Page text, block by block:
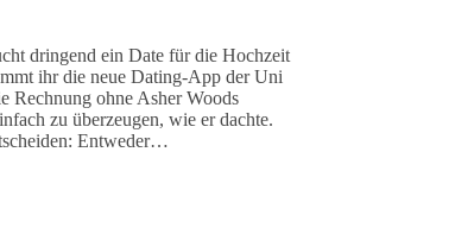
dringend ein Date für die Hochzeit
ihr die neue Dating-App der Uni
Rechnung ohne Asher Woods
zu überzeugen, wie er dachte.
Entweder…